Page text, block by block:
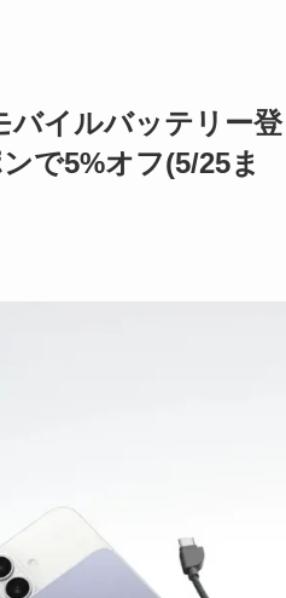
バイルバッテリー登
で5%オフ(5/25ま